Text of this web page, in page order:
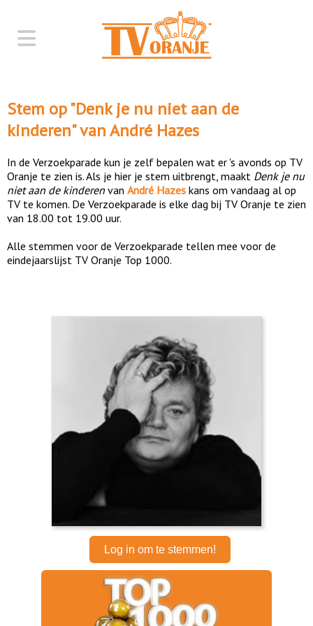
Stem op "Denk je nu niet aan de
kinderen" vanAndré Hazes
In de Verzoekparade kun je zelf bepalen wat er 's avonds op TV
Oranje te zien is. Als je hier je stem uitbrengt, maakt Denk je nu
niet aan de kinderen van André Hazes kans om vandaag al op
TV te komen. De Verzoekparade is elke dag bij TV Oranje te zien
van 18.00 tot 19.00 uur.
Alle stemmen voor de Verzoekparade tellen mee voor de
eindejaarslijst TV Oranje Top 1000.
Log in om te stemmen!